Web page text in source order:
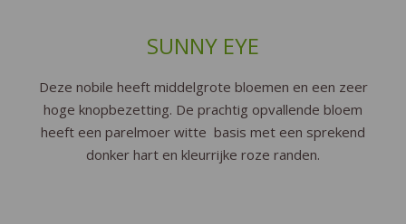
SUNNY EYE
Deze nobile heeft middelgrote bloemen en een zeer
hoge knopbezetting. De prachtig opvallende bloem
heeft een parelmoer witte basis met een sprekend
donker hart en kleurrijke roze randen.